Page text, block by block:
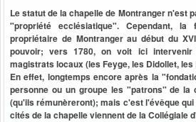
Le statut de la chapelle de Montranger n'est
"propriété ecclésiatique". Cependant,
propriétaire de Montranger au début du
pouvoir; vers 1780, on voit ici
magistrats locaux (les Feyge, les Didollet,
En effet, longtemps encore après la
personne ou un groupe les "patrons" de la
(qu'ils rémunèreront); mais c'est l'évêque
cités de la chapelle viennent de la Collégiale